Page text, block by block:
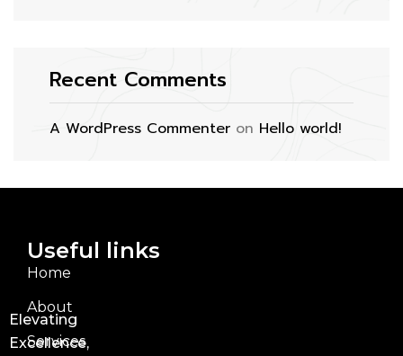
Recent Comments
A WordPress Commenter on Hello world!
Elevating
Excellence,
Useful links
Home
About
Services